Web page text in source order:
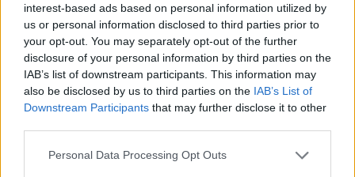
interest-based ads based on personal information utilized by
us or personal information disclosed to third parties prior to
your opt-out. You may separately opt-out of the further
disclosure of your personal information by third parties on the
IAB’s list of downstream participants. This information may
also be disclosed by us to third parties on the IAB’s List of
Downstream Participants that may further disclose it to other
Please note that this website/app uses one or more Google
Personal Data Processing Opt Outs
Ελλάδα|04.07.2026 16:59
Συνελήφθη ο μοναδικός αγροτικός
γιατρός του Καστελόριζου, μετά από
μήνυση του δημάρχου
Τι δήλωσε ο υπουργός Υγείας, Άδωνις
Γεωργιάδης